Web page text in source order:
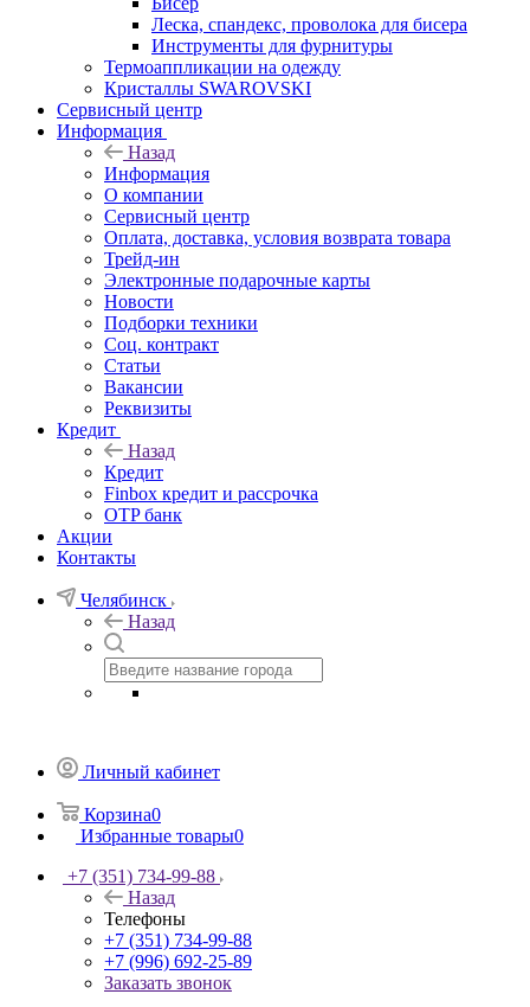
Леска, спандекс, проволока для бисера
Инструменты для фурнитуры
Термоаппликации на одежду
Кристаллы SWAROVSKI
Сервисный центр
Информация
Назад
Информация
О компании
Сервисный центр
Оплата, доставка, условия возврата товара
Трейд-ин
Электронные подарочные карты
Новости
Подборки техники
Соц. контракт
Статьи
Вакансии
Реквизиты
Кредит
Назад
Кредит
Finbox кредит и рассрочка
OTP банк
Акции
Контакты
Челябинск
Назад
Личный кабинет
Корзина0
Избранные товары0
+7 (351) 734-99-88
Назад
Телефоны
+7 (351) 734-99-88
+7 (996) 692-25-89
Заказать звонок